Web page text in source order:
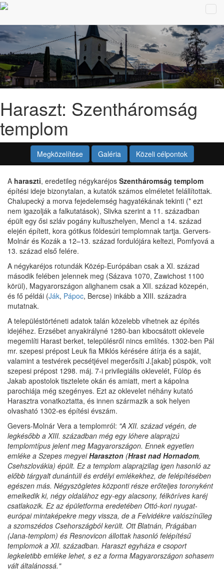
Haraszt: Szentháromság
templom
Megközelítése Galéria Közeli célpontok
A haraszti, eredetileg négykaréjos Szentháromság templom
építési ideje bizonytalan, a kutatók számos elméletet felállítottak.
Chalupecký a morva fejedelemség hagyatékának tekinti (* ezt
nem igazolják a falkutatások), Slivka szerint a 11. században
épült egy ősi szláv pogány kultuszhelyen, Mencl a 14. század
elején épített, kora gótikus földesúri templomnak tartja. Gervers-
Molnár és Kozák a 12–13. század fordulójára keltezi, Pomfyová a
13. század első felére.
A négykaréjos rotundák Közép-Európában csak a XI. század
második felében jelennek meg (Sázava 1070, Zawichost 1100
körül), Magyarországon alighanem csak a XII. század közepén,
és fő példái (Ják, Pápoc, Bercse) inkább a XIII. századra
mutatnak.
A településtörténeti adatok talán közelebb vihetnek az építés
idejéhez. Erzsébet anyakirályné 1280-ban kibocsátott oklevele
megemlíti Harast berket, településről nincs említés. 1302-ben Pál
mr. szepesi prépost Leuk fia Miklós kérésére átírja és a saját,
valamint a testvérek pecsétjével megerősíti J.[akab] püspök, volt
szepesi prépost 1298. máj. 7-i privilegiális oklevelét, Fülöp és
Jakab apostolok tisztelete okán és amiatt, mert a kápolna
parochiája még szegényes. Ezt az oklevelet néhány kutató
Harasztra vonatkoztatta, és innen származik a sok helyen
olvasható 1302-es építési évszám.
Gevers-Molnár Vera a templomról: "A XII. század végén, de
legkésőbb a XIII. században még egy lóhere alaprajzú
templomtípus jelent meg Magyarországon. Ennek egyetlen
emléke a Szepes megyeiHaraszton (Hrast nad Hornadom,
Csehszlovákia) épült. Ez a templom alaprajzilag igen hasonló az
előbb tárgyalt dunántúli és erdélyi emlékekhez, de felépítésében
egészen más. Négyszögletes központi része erőteljes toronyként
emelkedik ki, négy oldalához egy-egy alacsony, félköríves karéj
csatlakozik. Ez az épületforma eredetében Ottó-kori nyugat-
európai mintaképekre megy vissza, de a Felvidékre valószínűleg
a szomszédos Csehországból került. Ott Blatnán, Prágában
(Jana-templom) és Resnovicon állottak hasonló felépítésű
templomok a XII. században. Haraszt egyháza e csoport
legkeletibb emléke lehet, s ez a forma Magyarországon sohasem
vált általánossá."